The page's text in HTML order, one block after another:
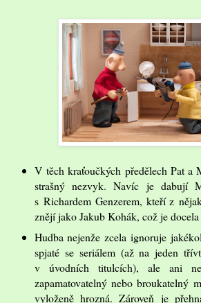
V těch kraťoučkých předělech Pat a
strašný nezvyk. Navíc je dabují
s Richardem Genzerem, kteří z
znějí jako Jakub Kohák, což je
Hudba nejenže zcela ignoruje
spjaté se seriálem (až na jeden
v úvodních titulcích), ale ani
zapamatovatelný nebo broukatelný
vyloženě hrozná. Zároveň je